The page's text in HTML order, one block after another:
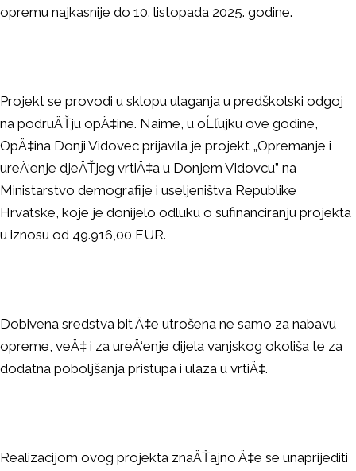
opremu najkasnije do 10. listopada 2025. godine.
Projekt se provodi u sklopu ulaganja u predškolski odgoj
na podruÄŤju opÄ‡ine. Naime, u oĹľujku ove godine,
OpÄ‡ina Donji Vidovec prijavila je projekt „Opremanje i
ureÄ‘enje djeÄŤjeg vrtiÄ‡a u Donjem Vidovcu” na
Ministarstvo demografije i useljeništva Republike
Hrvatske, koje je donijelo odluku o sufinanciranju projekta
u iznosu od 49.916,00 EUR.
Dobivena sredstva bit Ä‡e utrošena ne samo za nabavu
opreme, veÄ‡ i za ureÄ‘enje dijela vanjskog okoliša te za
dodatna poboljšanja pristupa i ulaza u vrtiÄ‡.
Realizacijom ovog projekta znaÄŤajno Ä‡e se unaprijediti